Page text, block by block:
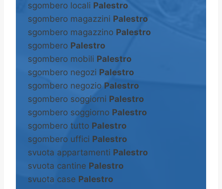
sgombero locali Palestro
sgombero magazzini Palestro
sgombero magazzino Palestro
sgombero Palestro
sgombero mobili Palestro
sgombero negozi Palestro
sgombero negozio Palestro
sgombero soggiorni Palestro
sgombero soggiorno Palestro
sgombero tutto Palestro
sgombero uffici Palestro
svuota appartamenti Palestro
svuota cantine Palestro
svuota case Palestro